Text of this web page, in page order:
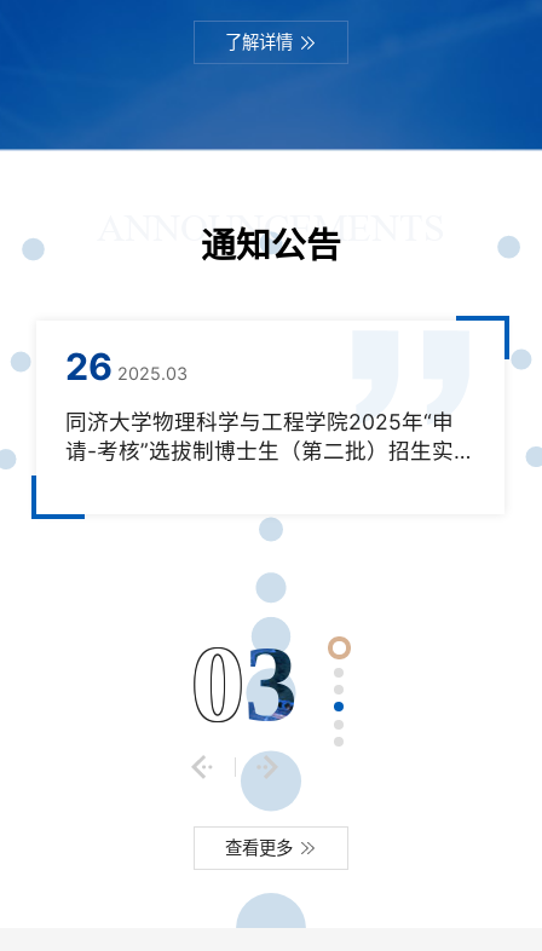
了解详情
通知公告
04
24 2025.01
同济大学精密光学工程技术研究所2024年
度总报告发布
授和王占山教授的倡议下，同济大学批准成立了精密光
育教学、基础科学、关键技术和工程应用研究。研究所
建设了光电科学与技术一级学科、光学二级学科和光电
信息科学与工程本科生专业，还主要支撑了1个国家
级、3个省部级平台的建设。形成了年龄结构合理、专
业特长互补的人才队伍，是国家自然科学基金委员会
“创新研究群体”的依...
查看更多